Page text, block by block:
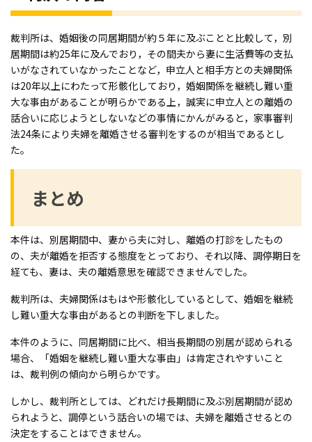
裁判所は、婚姻後の同居期間が約５年に及ぶことと比較して，別
居期間は約25年に及んでおり，その間夫から妻に生活費等の支払
いがなされていなかったことなど，申立人と相手方との夫婦関係
は20年以上にわたって形骸化しており，婚姻関係を継続し難い重
大な事由があることが明らかである上，誠実に申立人との離婚の
話合いに応じようとしないなどの事情にかんがみると，家事審判
法24条により夫婦を離婚させる審判をするのが相当であるとし
た。
まとめ
本件は、別居期間中、妻から夫に対し、離婚の打診をしたもの
の、夫が離婚を拒否する態度をとっており、それ以降、調停期日を
経ても、妻は、夫の離婚意思を確認できませんでした。
裁判所は、夫婦関係はもはや形骸化しているとして、婚姻を継続
し難い重大な事由があるとの判断を下しました。
本件のように、同居期間に比べ、相当長期間の別居が認められる
場合、「婚姻を継続し難い重大な事由」は肯定されやすいこと
は、裁判例の傾向から明らかです。
しかし、裁判所としては、どれだけ長期間に及ぶ別居期間が認め
られようと、調停という話合いの場では、夫婦を離婚させるとの
決定をすることはできません。